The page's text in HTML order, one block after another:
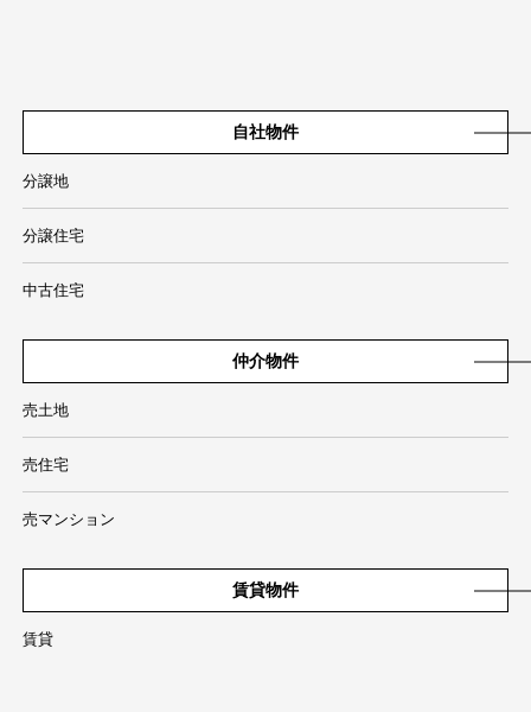
自社物件
分譲地
分譲住宅
中古住宅
仲介物件
売土地
売住宅
売マンション
賃貸物件
賃貸